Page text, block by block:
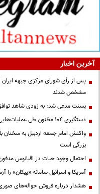
آخرین اخبار
پس از رأی شورای مرکزی جبهه
مشخص شدند
بسنت مدعی شد: به زودی شاهد توافق
دستگیری ۱۰۴ مظنون طی عملیات‌هایی علیه داعش در ترکیه
واکنش امام جمعه اردبیل به سخنان
بزرگی است
احتمال وجود حیات در اقیانوس
آمریکا و اسرائیل سامانه «پیکان» را
هشدار درباره فروش حواله‌های